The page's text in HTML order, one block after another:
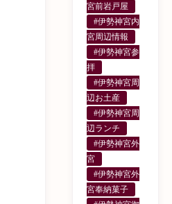
宮前岩戸屋
#伊勢神宮内
宮周辺情報
#伊勢神宮参
拝
#伊勢神宮周
辺お土産
#伊勢神宮周
辺ランチ
#伊勢神宮外
宮
#伊勢神宮外
宮奉納菓子